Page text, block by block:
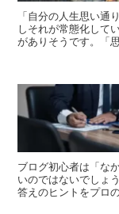
「自分の人生思い通
しそれが常態化して
がありそうです。「
ブログ初心者は「な
いのではないでしょ
答えのヒントをプロ